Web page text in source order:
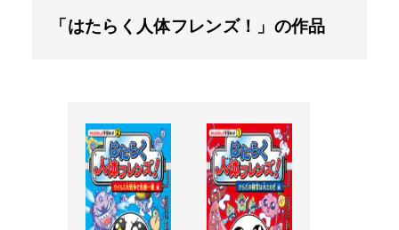
「はたらく人体フレンズ！」の作品